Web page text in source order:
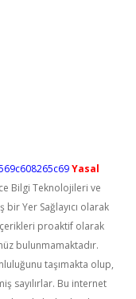
Yasal
Bilgi Teknolojileri ve
bir Yer Sağlayıcı olarak
proaktif olarak
bulunmamaktadır.
taşımakta olup,
sayılırlar. Bu internet